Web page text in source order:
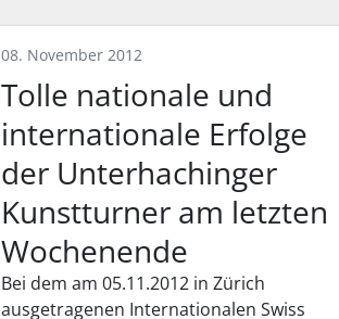
08. November 2012
Tolle nationale und
internationale Erfolge
der Unterhachinger
Kunstturner am letzten
Wochenende
Bei dem am 05.11.2012 in Zürich
ausgetragenen Internationalen Swiss